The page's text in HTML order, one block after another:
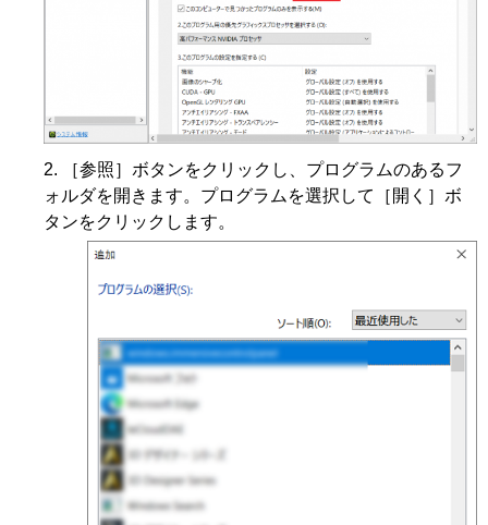
［参照］ボタンをクリックし、プログラムのあるフ
ォルダを開きます。プログラムを選択して［開く］ボ
タンをクリックします。